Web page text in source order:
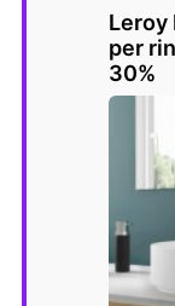
Leroy
per
30%